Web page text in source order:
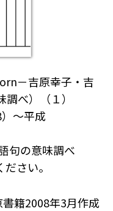
－吉原幸子・吉
べ）（１）
～平成
句の意味調べ
さい。
書籍2008年3月作成